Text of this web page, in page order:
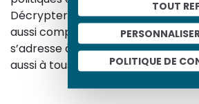
TOUT
POLITIQUE DE
Décrypter les images et les
aussi comprendre ceux
s’adresse à tous, famille,
aussi à tous les curieux, amateurs